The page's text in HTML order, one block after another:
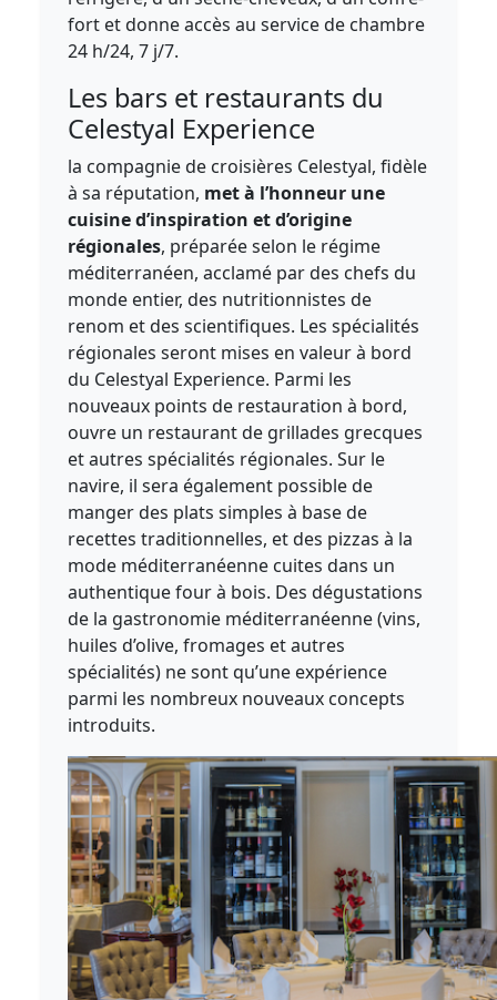
fort et donne accès au service de chambre
24 h/24, 7 j/7.
Les bars et restaurants du
Celestyal Experience
la compagnie de croisières Celestyal, fidèle
à sa réputation, met à l’honneur une
cuisine d’inspiration et d’origine
régionales, préparée selon le régime
méditerranéen, acclamé par des chefs du
monde entier, des nutritionnistes de
renom et des scientifiques. Les spécialités
régionales seront mises en valeur à bord
du Celestyal Experience. Parmi les
nouveaux points de restauration à bord,
ouvre un restaurant de grillades grecques
et autres spécialités régionales. Sur le
navire, il sera également possible de
manger des plats simples à base de
recettes traditionnelles, et des pizzas à la
mode méditerranéenne cuites dans un
authentique four à bois. Des dégustations
de la gastronomie méditerranéenne (vins,
huiles d’olive, fromages et autres
spécialités) ne sont qu’une expérience
parmi les nombreux nouveaux concepts
introduits.